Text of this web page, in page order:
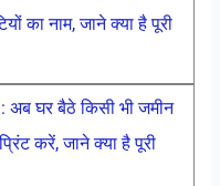
का नाम, जाने क्या है पूरी
घर बैठे किसी भी जमीन
करें, जाने क्या है पूरी